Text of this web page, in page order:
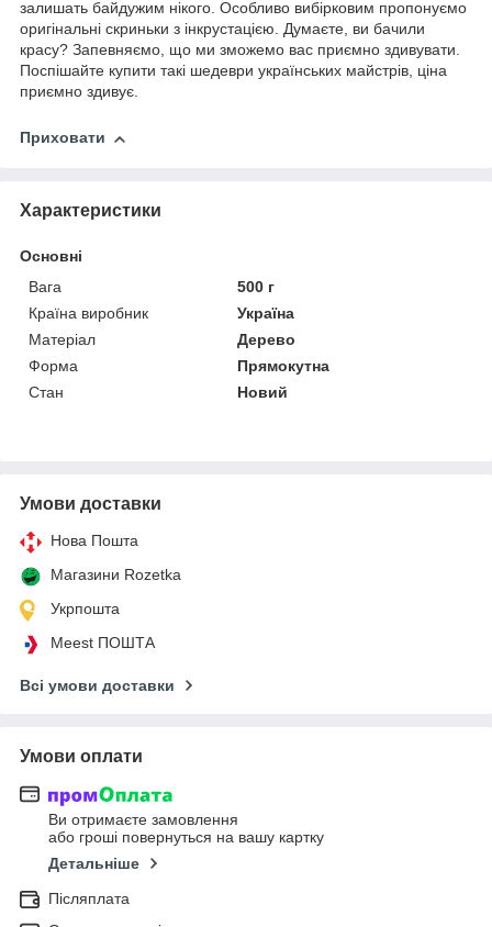
залишать байдужим нікого. Особливо вибірковим пропонуємо
оригінальні скриньки з інкрустацією. Думаєте, ви бачили
красу? Запевняємо, що ми зможемо вас приємно здивувати.
Поспішайте купити такі шедеври українських майстрів, ціна
приємно здивує.
Приховати
Характеристики
Основні
Вага
500 г
Країна виробник
Україна
Матеріал
Дерево
Форма
Прямокутна
Стан
Новий
Умови доставки
Нова Пошта
Магазини Rozetka
Укрпошта
Meest ПОШТА
Всі умови доставки
Умови оплати
Ви отримаєте замовлення
або гроші повернуться на вашу картку
Детальніше
Післяплата